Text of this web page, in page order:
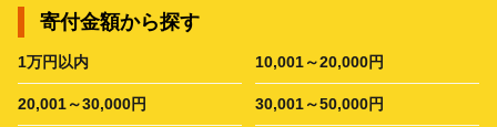
寄付金額から探す
1万円以内 10,001～20,000円
20,001～30,000円 30,001～50,000円